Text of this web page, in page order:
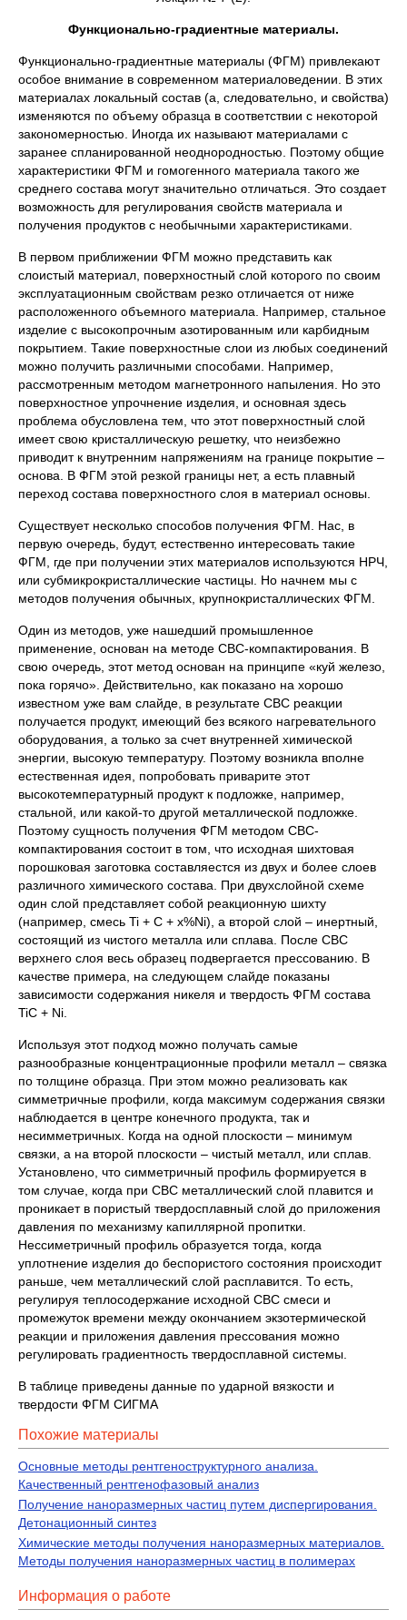
Функционально-градиентные материалы.
Функционально-градиентные материалы (ФГМ) привлекают
особое внимание в современном материаловедении. В этих
материалах локальный состав (а, следовательно, и свойства)
изменяются по объему образца в соответствии с некоторой
закономерностью. Иногда их называют материалами с
заранее спланированной неоднородностью. Поэтому общие
характеристики ФГМ и гомогенного материала такого же
среднего состава могут значительно отличаться. Это создает
возможность для регулирования свойств материала и
получения продуктов с необычными характеристиками.
В первом приближении ФГМ можно представить как
слоистый материал, поверхностный слой которого по своим
эксплуатационным свойствам резко отличается от ниже
расположенного объемного материала. Например, стальное
изделие с высокопрочным азотированным или карбидным
покрытием. Такие поверхностные слои из любых соединений
можно получить различными способами. Например,
рассмотренным методом магнетронного напыления. Но это
поверхностное упрочнение изделия, и основная здесь
проблема обусловлена тем, что этот поверхностный слой
имеет свою кристаллическую решетку, что неизбежно
приводит к внутренним напряжениям на границе покрытие –
основа. В ФГМ этой резкой границы нет, а есть плавный
переход состава поверхностного слоя в материал основы.
Существует несколько способов получения ФГМ. Нас, в
первую очередь, будут, естественно интересовать такие
ФГМ, где при получении этих материалов используются НРЧ,
или субмикрокристаллические частицы. Но начнем мы с
методов получения обычных, крупнокристаллических ФГМ.
Один из методов, уже нашедший промышленное
применение, основан на методе СВС-компактирования. В
свою очередь, этот метод основан на принципе «куй железо,
пока горячо». Действительно, как показано на хорошо
известном уже вам слайде, в результате СВС реакции
получается продукт, имеющий без всякого нагревательного
оборудования, а только за счет внутренней химической
энергии, высокую температуру. Поэтому возникла вполне
естественная идея, попробовать приварите этот
высокотемпературный продукт к подложке, например,
стальной, или какой-то другой металлической подложке.
Поэтому сущность получения ФГМ методом СВС-
компактирования состоит в том, что исходная шихтовая
порошковая заготовка составляестся из двух и более слоев
различного химического состава. При двухслойной схеме
один слой представляет собой реакционную шихту
(например, смесь Ti + C + x%Ni), а второй слой – инертный,
состоящий из чистого металла или сплава. После СВС
верхнего слоя весь образец подвергается прессованию. В
качестве примера, на следующем слайде показаны
зависимости содержания никеля и твердость ФГМ состава
TiC + Ni.
Используя этот подход можно получать самые
разнообразные концентрационные профили металл – связка
по толщине образца. При этом можно реализовать как
симметричные профили, когда максимум содержания связки
наблюдается в центре конечного продукта, так и
несимметричных. Когда на одной плоскости – минимум
связки, а на второй плоскости – чистый металл, или сплав.
Установлено, что симметричный профиль формируется в
том случае, когда при СВС металлический слой плавится и
проникает в пористый твердосплавный слой до приложения
давления по механизму капиллярной пропитки.
Нессиметричный профиль образуется тогда, когда
уплотнение изделия до беспористого состояния происходит
раньше, чем металлический слой расплавится. То есть,
регулируя теплосодержание исходной СВС смеси и
промежуток времени между окончанием экзотермической
реакции и приложения давления прессования можно
регулировать градиентность твердосплавной системы.
В таблице приведены данные по ударной вязкости и
твердости ФГМ СИГМА
Похожие материалы
Основные методы рентгеноструктурного анализа.
Качественный рентгенофазовый анализ
Получение наноразмерных частиц путем диспергирования.
Детонационный синтез
Химические методы получения наноразмерных материалов.
Методы получения наноразмерных частиц в полимерах
Информация о работе